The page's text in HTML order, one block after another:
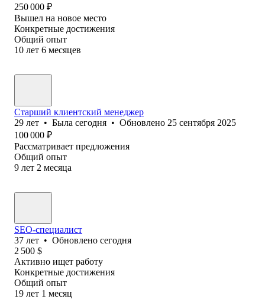
250 000 ₽
Вышел на новое место
Конкретные достижения
Общий опыт
10 лет 6 месяцев
Старший клиентский менеджер
29 лет • Была сегодня • Обновлено 25 сентября 2025
100 000 ₽
Рассматривает предложения
Общий опыт
9 лет 2 месяца
SEO-специалист
37 лет • Обновлено сегодня
2 500 $
Активно ищет работу
Конкретные достижения
Общий опыт
19 лет 1 месяц